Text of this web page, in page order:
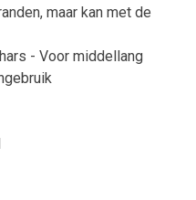
maar kan met de
- Voor middellang